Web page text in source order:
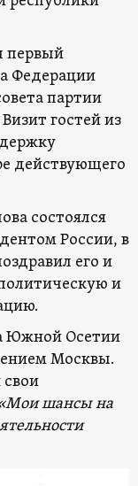
первый
Федерации
партии
гостей из
действующего
состоялся
России, в
его и
и
Южной Осетии
Москвы.
шансы на